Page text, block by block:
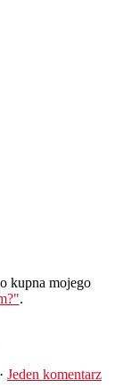
kupna mojego
.
Jeden komentarz